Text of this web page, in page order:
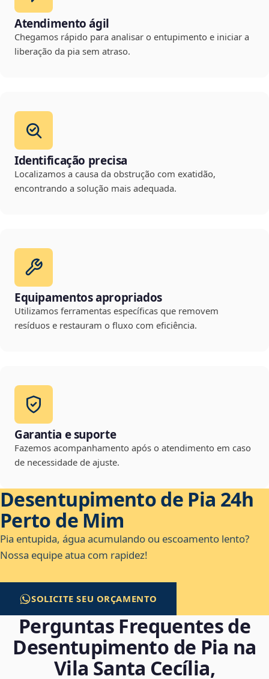
Atendimento ágil
Chegamos rápido para analisar o entupimento e iniciar a
liberação da pia sem atraso.
Identificação precisa
Localizamos a causa da obstrução com exatidão,
encontrando a solução mais adequada.
Equipamentos apropriados
Utilizamos ferramentas específicas que removem
resíduos e restauram o fluxo com eficiência.
Garantia e suporte
Fazemos acompanhamento após o atendimento em caso
de necessidade de ajuste.
Desentupimento de Pia 24h
Perto de Mim
Pia entupida, água acumulando ou escoamento lento?
Nossa equipe atua com rapidez!
SOLICITE SEU ORÇAMENTO
Perguntas Frequentes de
Desentupimento de Pia na
Vila Santa Cecília,